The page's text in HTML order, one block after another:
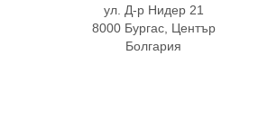
ул. Д-р Нидер 21
8000 Бургас, Център
Болгария